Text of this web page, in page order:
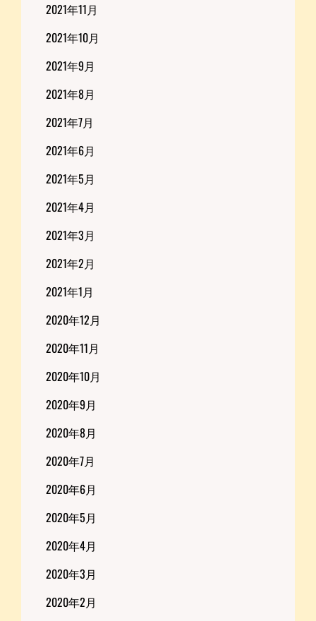
2021年11月
2021年10月
2021年9月
2021年8月
2021年7月
2021年6月
2021年5月
2021年4月
2021年3月
2021年2月
2021年1月
2020年12月
2020年11月
2020年10月
2020年9月
2020年8月
2020年7月
2020年6月
2020年5月
2020年4月
2020年3月
2020年2月